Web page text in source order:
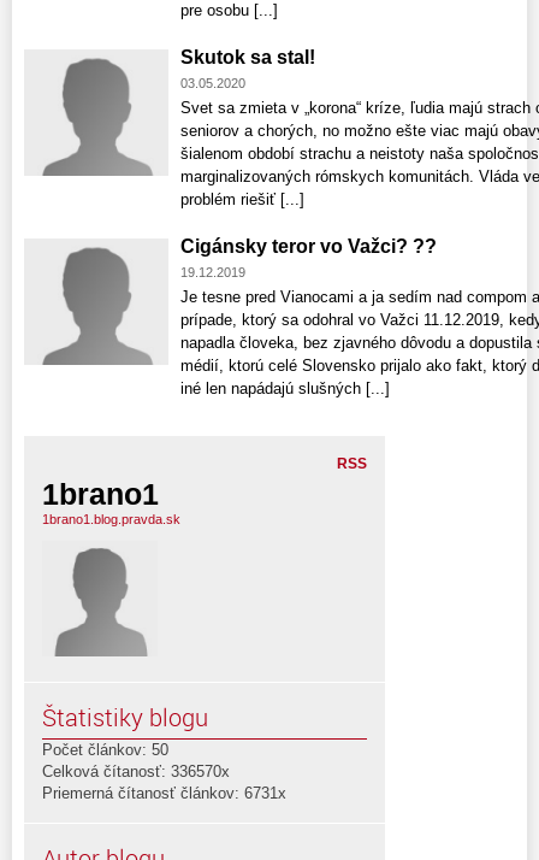
pre osobu [...]
Skutok sa stal!
03.05.2020
Svet sa zmieta v „korona“ kríze, ľudia majú
seniorov a chorých, no možno ešte viac majú
šialenom období strachu a neistoty naša
marginalizovaných rómskych komunitách. Vláda
problém riešiť [...]
Cigánsky teror vo Važci? ??
19.12.2019
Je tesne pred Vianocami a ja sedím nad compom
prípade, ktorý sa odohral vo Važci 11.12.2019,
napadla človeka, bez zjavného dôvodu a
médií, ktorú celé Slovensko prijalo ako fakt, ktorý
iné len napádajú slušných [...]
RSS
1brano1
1brano1.blog.pravda.sk
Štatistiky blogu
Počet článkov: 50
Celková čítanosť: 336570x
Priemerná čítanosť článkov: 6731x